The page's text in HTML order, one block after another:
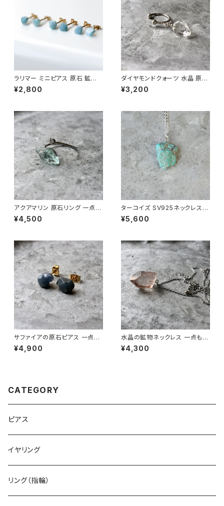
ラリマー ミニピアス 原石 鉱物
天然石 シンプル 仕事 オフィス
通勤 小さい アクセサリー パワ
¥2,800
ダイヤモンドクォーツ 水晶 原石
イヤーカフ 一点もの 鉱物 天然
石 ハンドメイド アクセサリー パ
¥3,200
アクアマリン 原石リング 一点も
の 指輪 フリーサイズ 鉱物 天然
石 ハンドメイド アクセサリー パ
¥4,500
ターコイズ SV925ネックレス
原石 一点もの 鉱物 天然石 パ
ワーストーン (No.2184)
¥5,600
サファイアの原石ピアス 一点も
の 鉱物 天然石 金属アレルギー
対応 ハンドメイド アクセサリー
¥4,900
水晶の鉱物ネックレス 一点もの
原石 天然石 ハンドメイド アク
セサリー パワーストーン (No.2
¥4,300
CATEGORY
ピアス
イヤリング
リング（指輪）